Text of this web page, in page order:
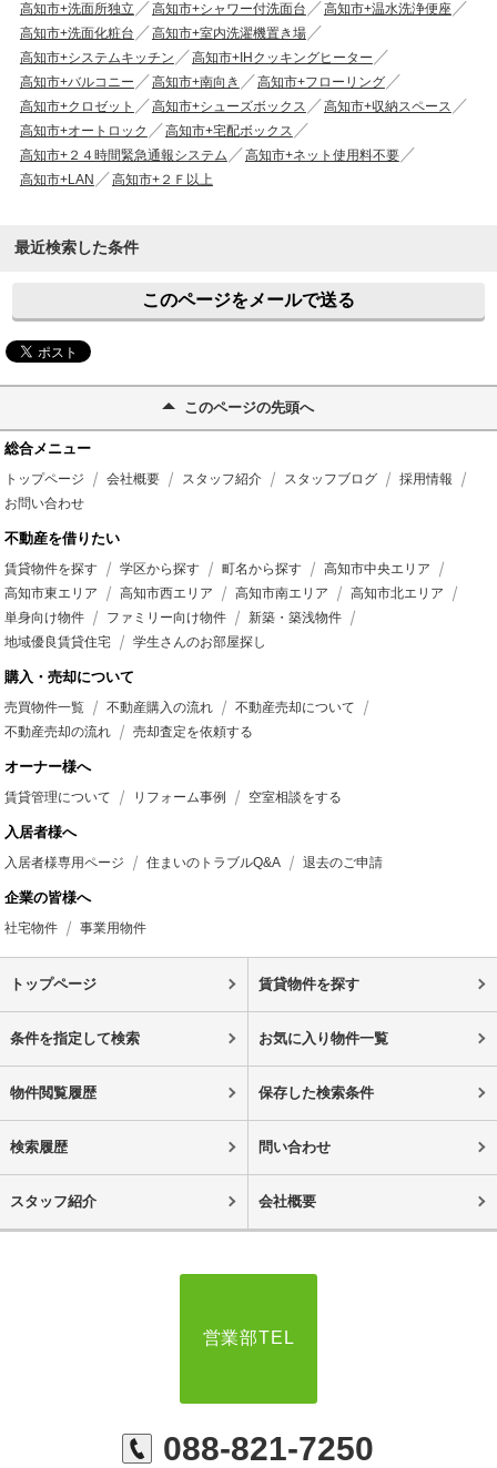
高知市+洗面所独立
高知市+シャワー付洗面台
高知市+温水洗浄便座
高知市+洗面化粧台
高知市+室内洗濯機置き場
高知市+システムキッチン
高知市+IHクッキングヒーター
高知市+バルコニー
高知市+南向き
高知市+フローリング
高知市+クロゼット
高知市+シューズボックス
高知市+収納スペース
高知市+オートロック
高知市+宅配ボックス
高知市+２４時間緊急通報システム
高知市+ネット使用料不要
高知市+LAN
高知市+２Ｆ以上
最近検索した条件
このページをメールで送る
このページの先頭へ
総合メニュー
トップページ 会社概要 スタッフ紹介 スタッフブログ
採用情報
お問い合わせ
不動産を借りたい
賃貸物件を探す 学区から探す 町名から探す
高知市中央エリア
高知市東エリア
高知市西エリア 高知市南エリア
高知市北エリア
単身向け物件
ファミリー向け物件
新築・築浅物件
地域優良賃貸住宅
学生さんのお部屋探し
購入・売却について
売買物件一覧 不動産購入の流れ
不動産売却について
不動産売却の流れ
売却査定を依頼する
オーナー様へ
賃貸管理について リフォーム事例 空室相談をする
入居者様へ
入居者様専用ページ 住まいのトラブルQ&A 退去のご申請
企業の皆様へ
社宅物件 事業用物件
トップページ 賃貸物件を探す
条件を指定して検索 お気に入り物件一覧
物件閲覧履歴 保存した検索条件
検索履歴 問い合わせ
スタッフ紹介 会社概要
営業部TEL
088-821-7250